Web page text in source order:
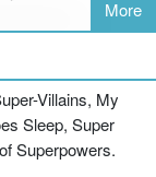
More
Villains, My
Sleep, Super
Superpowers.